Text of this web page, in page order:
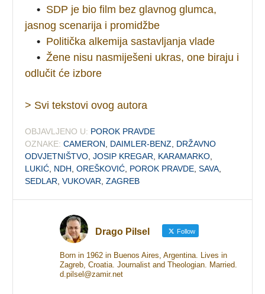
• SDP je bio film bez glavnog glumca,
jasnog scenarija i promidžbe
• Politička alkemija sastavljanja vlade
• Žene nisu nasmiješeni ukras, one biraju i
odlučit će izbore
> Svi tekstovi ovog autora
OBJAVLJENO U: POROK PRAVDE
OZNAKE: CAMERON DAIMLER-BENZ
DRŽAVNO
ODVJETNIŠTVO ,JOSIP KREGAR KARAMARKO
LUKIĆ NDH ,OREŠKOVIĆ POROK PRAVDE ,SAVA
SEDLAR ,VUKOVAR ,ZAGREB
Drago Pilsel Follow
Born in 1962 in Buenos Aires, Argentina. Lives in
Zagreb, Croatia. Journalist and Theologian. Married.
d.pilsel@zamir.net